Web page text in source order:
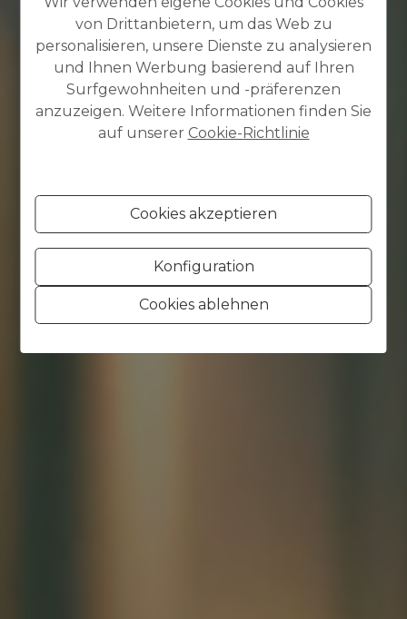
von Drittanbietern, um das Web zu
personalisieren, unsere Dienste zu analysieren
und Ihnen Werbung basierend auf Ihren
Surfgewohnheiten und -präferenzen
anzuzeigen. Weitere Informationen finden Sie
auf unserer Cookie-Richtlinie
Cookies akzeptieren
Konfiguration
Cookies ablehnen